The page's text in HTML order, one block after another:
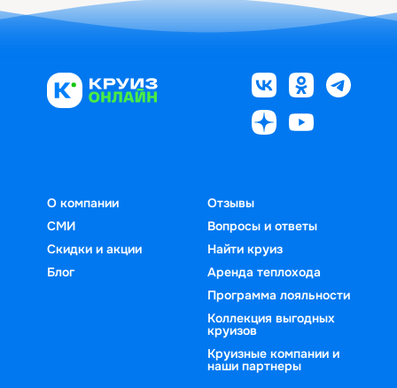
О компании
СМИ
Скидки и акции
Блог
Отзывы
Вопросы и ответы
Найти круиз
Аренда теплохода
Программа лояльности
Коллекция выгодных
круизов
Круизные компании и
наши партнеры